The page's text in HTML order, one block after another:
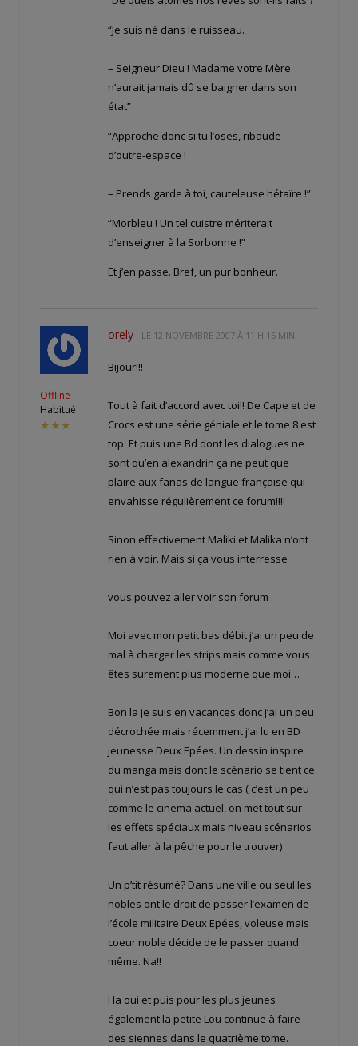
“Je suis né dans le ruisseau.
– Seigneur Dieu ! Madame votre Mère
n’aurait jamais dû se baigner dans son
état”
“Approche donc si tu l’oses, ribaude
d’outre-espace !
– Prends garde à toi, cauteleuse hétaïre !”
“Morbleu ! Un tel cuistre mériterait
d’enseigner à la Sorbonne !”
Et j’en passe. Bref, un pur bonheur.
Offline
Habitué
★★★
orely LE 12 NOVEMBRE 2007 À 11 H 15 MIN
Bijour!!!
Tout à fait d’accord avec toi!! De Cape et de
Crocs est une série géniale et le tome 8 est
top. Et puis une Bd dont les dialogues ne
sont qu’en alexandrin ça ne peut que
plaire aux fanas de langue française qui
envahisse régulièrement ce forum!!!!
Sinon effectivement Maliki et Malika n’ont
rien à voir. Mais si ça vous interresse
vous pouvez aller voir son forum .
Moi avec mon petit bas débit j’ai un peu de
mal à charger les strips mais comme vous
êtes surement plus moderne que moi…
Bon la je suis en vacances donc j’ai un peu
décrochée mais récemment j’ai lu en BD
jeunesse Deux Epées. Un dessin inspire
du manga mais dont le scénario se tient ce
qui n’est pas toujours le cas ( c’est un peu
comme le cinema actuel, on met tout sur
les effets spéciaux mais niveau scénarios
faut aller à la pêche pour le trouver)
Un p’tit résumé? Dans une ville ou seul les
nobles ont le droit de passer l’examen de
l’école militaire Deux Epées, voleuse mais
coeur noble décide de le passer quand
même. Na!!
Ha oui et puis pour les plus jeunes
également la petite Lou continue à faire
des siennes dans le quatrième tome.